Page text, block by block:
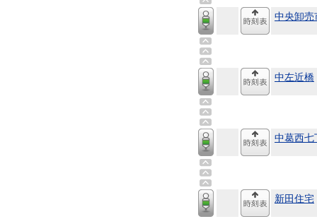
中央卸売
中左近橋
中葛西七
新田住宅